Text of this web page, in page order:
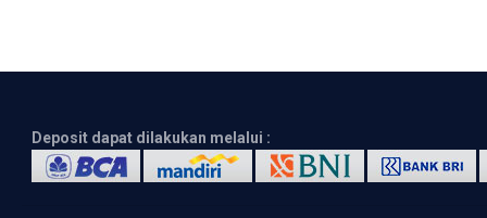
Deposit dapat dilakukan melalui :